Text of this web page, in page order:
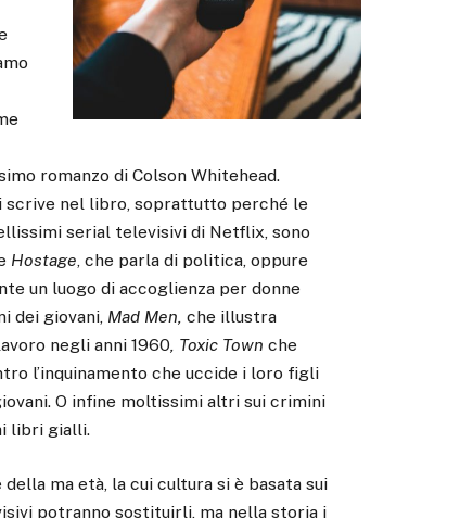
romanzo di Colson Whitehead.
scrive nel libro, soprattutto perché le
serial televisivi di Netflix, sono
Hostage , che parla di politica, oppure
un luogo di accoglienza per donne
dei giovani, Mad Men,che illustra
negli anni 1960 , Toxic Townche
l’inquinamento che uccide i loro figli
O infine moltissimi altri sui crimini
libri gialli.
ma età, la cui cultura si è basata sui
potranno sostituirli, ma nella storia i